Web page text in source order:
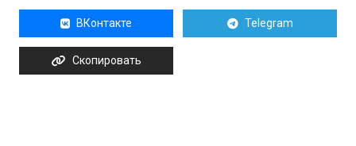
ВКонтакте Telegram
Скопировать